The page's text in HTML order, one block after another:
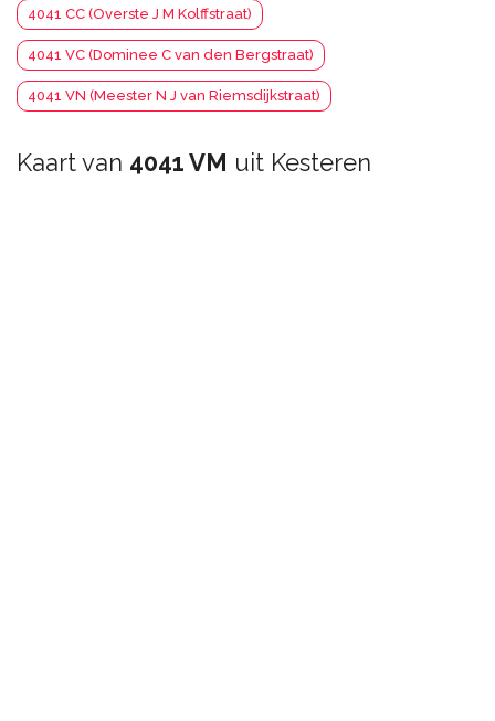
4041 CC (Overste J M Kolffstraat)
4041 VC (Dominee C van den Bergstraat)
4041 VN (Meester N J van Riemsdijkstraat)
Kaart van 4041 VM uit Kesteren